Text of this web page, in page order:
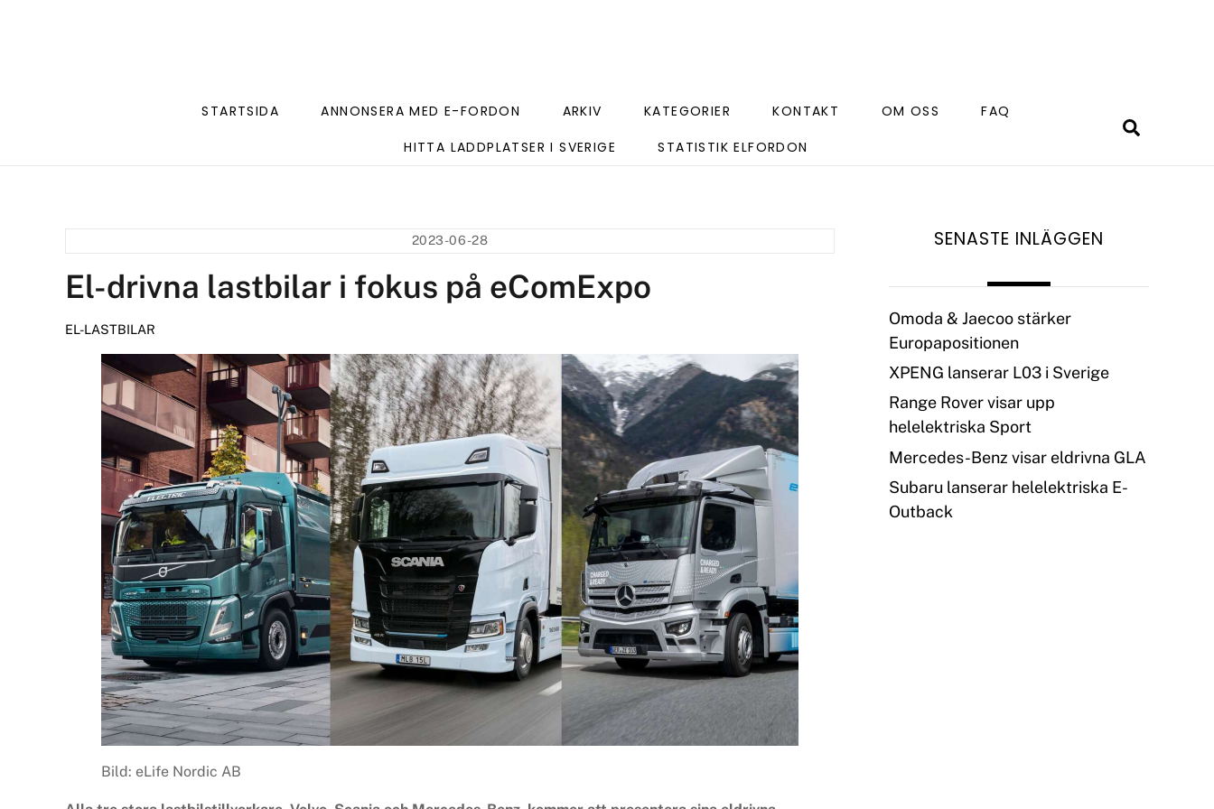
STARTSIDA ANNONSERA MED E-FORDON ARKIV KATEGORIER KONTAKT OM OSS
FAQ
HITTA LADDPLATSER I SVERIGE
STATISTIK ELFORDON
2023-06-28
El-drivna lastbilar i fokus på eComExpo
EL-LASTBILAR
Bild: eLife Nordic AB
SENASTE INLÄGGEN
Omoda & Jaecoo stärker
Europapositionen
XPENG lanserar L03 i Sverige
Range Rover visar upp
helelektriska Sport
Mercedes-Benz visar eldrivna GLA
Subaru lanserar helelektriska E-
Outback